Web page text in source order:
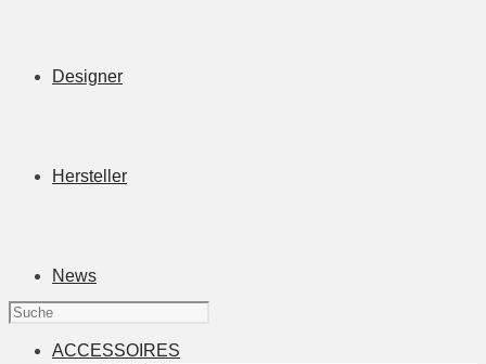
Designer
Hersteller
News
ACCESSOIRES